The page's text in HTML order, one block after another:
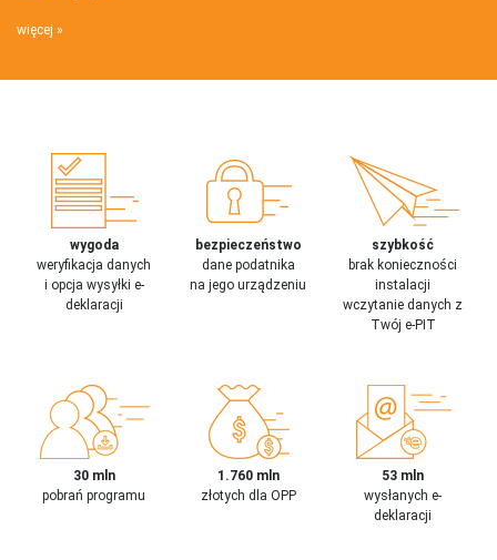
więcej
wygoda
weryfikacja danych
i opcja wysyłki e-
deklaracji
bezpieczeństwo
dane podatnika
na jego urządzeniu
szybkość
brak konieczności
instalacji
wczytanie danych z
Twój e-PIT
30 mln
pobrań programu
1.760 mln
złotych dla OPP
53 mln
wysłanych e-
deklaracji